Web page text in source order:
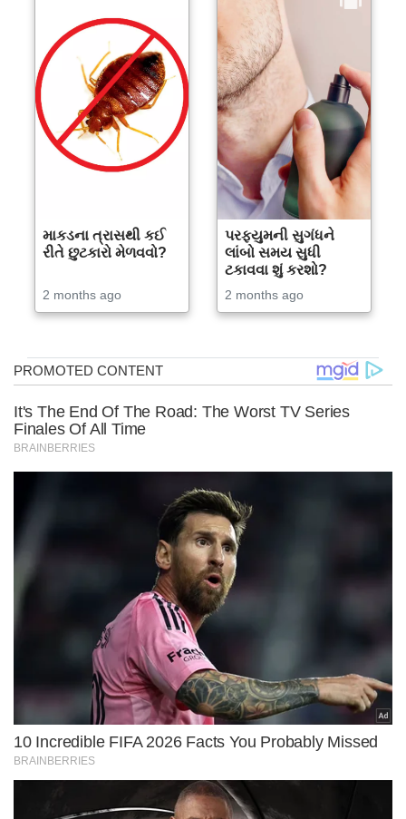
માકડના ત્રાસથી કઈ
રીતે છુટકારો મેળવવો?
2 months ago
પરફ્યુમની સુગંધને
લાંબો સમય સુધી
ટકાવવા શું કરશો?
2 months ago